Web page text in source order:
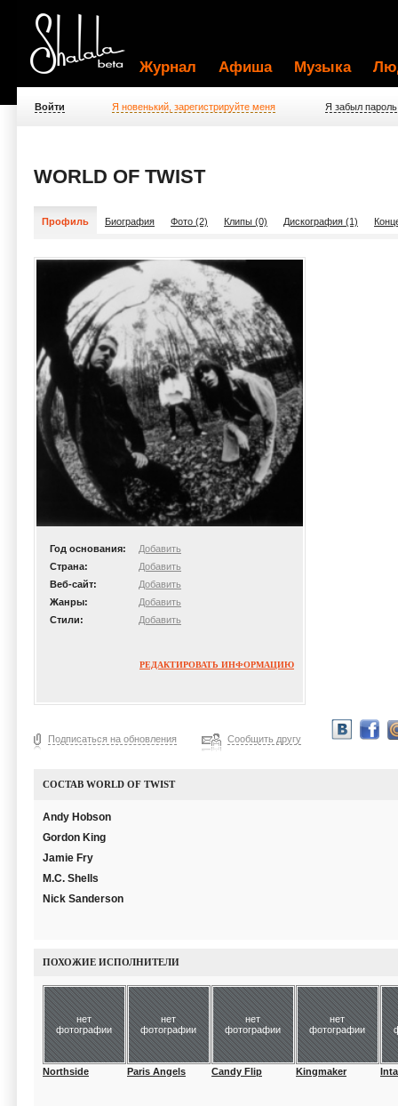
Журнал Афиша Музыка
Войти Я новенький, зарегистрируйте меня Я забыл пароль
WORLD OF TWIST
Профиль Биография Фото (2) Клипы (0) Дискография (1)
Год основания:
Добавить
Страна:
Добавить
Веб-сайт:
Добавить
Жанры:
Добавить
Стили:
Добавить
РЕДАКТИРОВАТЬ ИНФОРМАЦИЮ
Подписаться на обновления Сообщить другу
СОСТАВ WORLD OF TWIST
Andy Hobson
Gordon King
Jamie Fry
M.C. Shells
Nick Sanderson
ПОХОЖИЕ ИСПОЛНИТЕЛИ
нет
фотографии
Northside
нет
фотографии
Paris Angels
нет
фотографии
Candy Flip
нет
фотографии
Kingmaker